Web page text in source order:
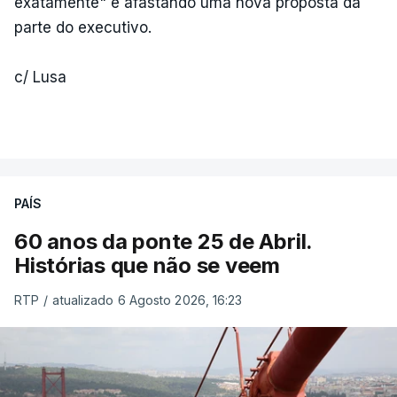
parte do executivo.
c/ Lusa
PAÍS
60 anos da ponte 25 de Abril.
Histórias que não se veem
RTP / atualizado 6 Agosto 2026, 16:23